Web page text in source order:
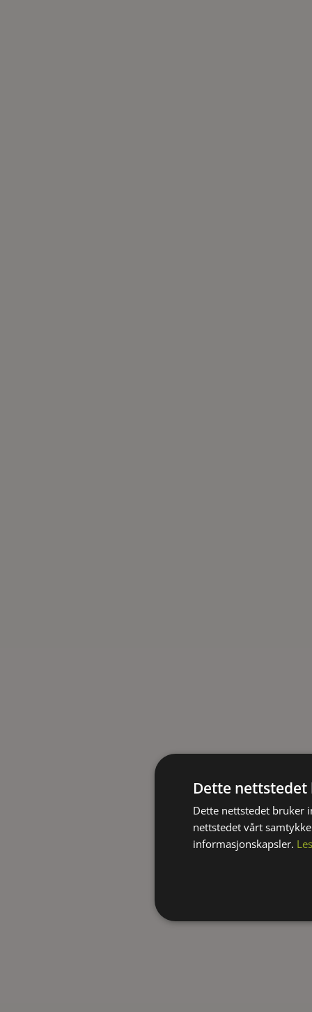
Dette
Dette nettstedet bruker
nettstedet vårt
informasjonskapsler.